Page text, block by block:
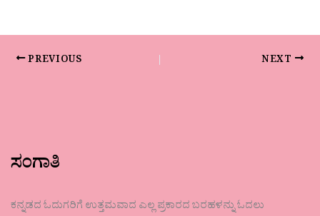
PREVIOUS NEXT
ಸಂಗಾತಿ
ಕನ್ನಡದ ಓದುಗರಿಗೆ ಉತ್ತಮವಾದ ಎಲ್ಲ ಪ್ರಕಾರದ ಬರಹಳನ್ನು ಓದಲು